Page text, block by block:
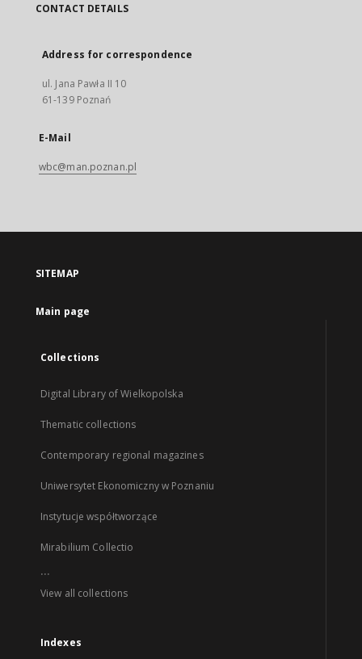
CONTACT DETAILS
Address for correspondence
ul. Jana Pawła II 10
61-139 Poznań
E-Mail
wbc@man.poznan.pl
SITEMAP
Main page
Collections
Digital Library of Wielkopolska
Thematic collections
Contemporary regional magazines
Uniwersytet Ekonomiczny w Poznaniu
Instytucje współtworzące
Mirabilium Collectio
...
View all collections
Indexes